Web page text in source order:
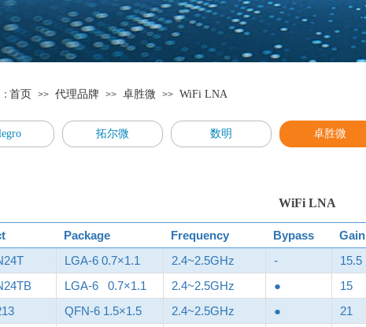
首页 >> 代理品牌 >> 卓胜微 >> WiFi LNA
拓尔微 数明 卓胜微
WiFi LNA
Package Frequency Bypass Gain
LGA-6 0.7×1.1 2.4~2.5GHz - 15.5
LGA-6 0.7×1.1 2.4~2.5GHz ● 15
QFN-6 1.5×1.5 2.4~2.5GHz ● 21